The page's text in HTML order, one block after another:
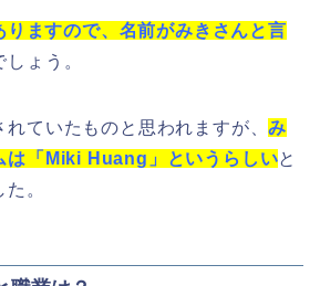
りますので、名前がみきさんと言
しょう。
れていたものと思われますが、み
は「Miki Huang」というらしいと
。